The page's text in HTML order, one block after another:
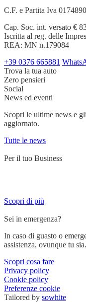
C.F. e Partita Iva
Cap. Soc. int. versato €
Iscritta al reg. delle
REA: MN n.179084
+39 0376 665881
Trova la tua auto
Zero pensieri
Social
News ed eventi
Scopri le ultime news e
aggiornato.
Tutte le news
Per il tuo Business
Scopri di più
Sei in emergenza?
In caso di guasto o
assistenza, ovunque tu sia.
Scopri cosa fare
Privacy policy
Cookie policy
Preferenze cookie
Tailored by sowhite